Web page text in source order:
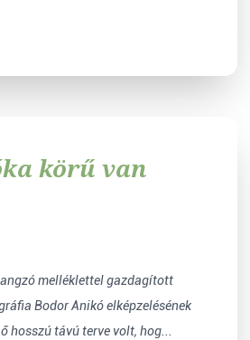
körű van
melléklettel gazdagított
Bodor Anikó elképzelésének
hosszú távú terve volt, hog...